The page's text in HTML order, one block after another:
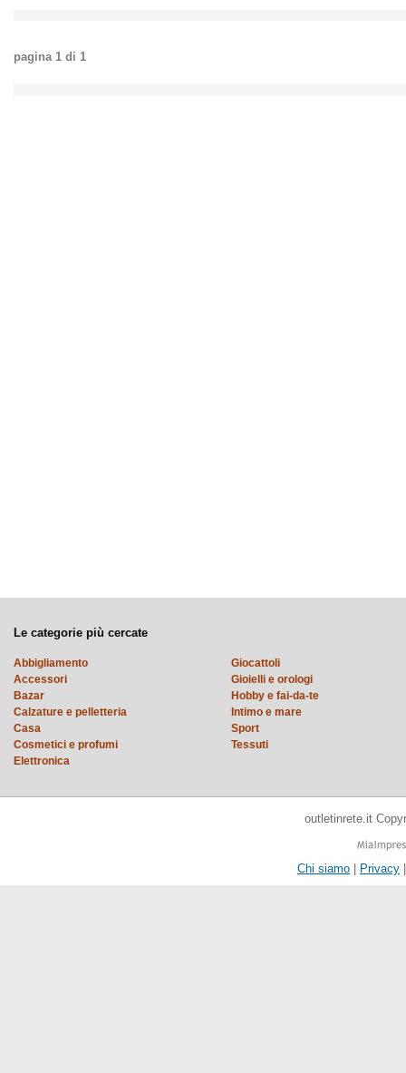
pagina 1 di 1
Le categorie più cercate
Abbigliamento
Accessori
Bazar
Calzature e pelletteria
Casa
Cosmetici e profumi
Elettronica
Giocattoli
Gioielli e orologi
Hobby e fai-da-te
Intimo e mare
Sport
Tessuti
outletinrete.it
Chi siamo | Privacy